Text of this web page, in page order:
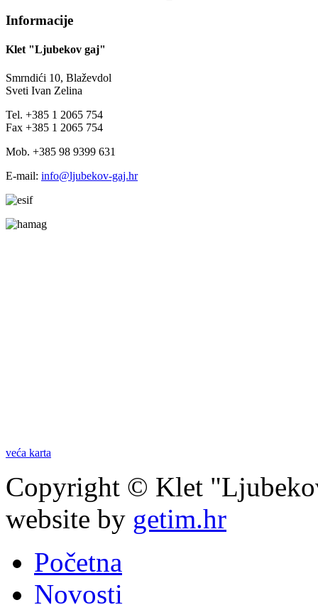
Informacije
Klet "Ljubekov gaj"
Smrndići 10, Blaževdol
Sveti Ivan Zelina
Tel. +385 1 2065 754
Fax +385 1 2065 754
Mob. +385 98 9399 631
E-mail: info@ljubekov-gaj.hr
veća karta
Copyright © Klet
website by getim.hr
Početna
Novosti